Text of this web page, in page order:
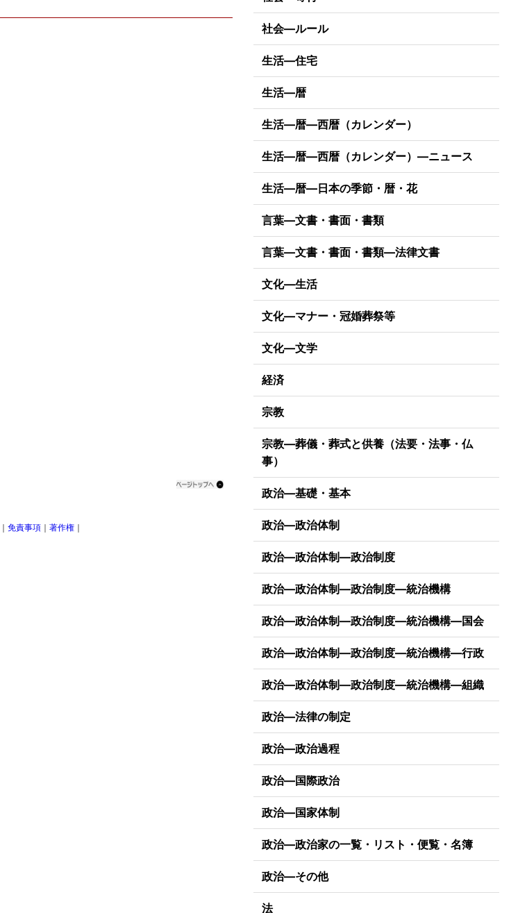
｜免責事項 ｜著作権 ｜
社会―ルール
生活―住宅
生活―暦
生活―暦―西暦（カレンダー）
生活―暦―西暦（カレンダー）―ニュース
生活―暦―日本の季節・暦・花
言葉―文書・書面・書類
言葉―文書・書面・書類―法律文書
文化―生活
文化―マナー・冠婚葬祭等
文化―文学
経済
宗教
宗教―葬儀・葬式と供養（法要・法事・仏
事）
政治―基礎・基本
政治―政治体制
政治―政治体制―政治制度
政治―政治体制―政治制度―統治機構
政治―政治体制―政治制度―統治機構―国会
政治―政治体制―政治制度―統治機構―行政
政治―政治体制―政治制度―統治機構―組織
政治―法律の制定
政治―政治過程
政治―国際政治
政治―国家体制
政治―政治家の一覧・リスト・便覧・名簿
政治―その他
法